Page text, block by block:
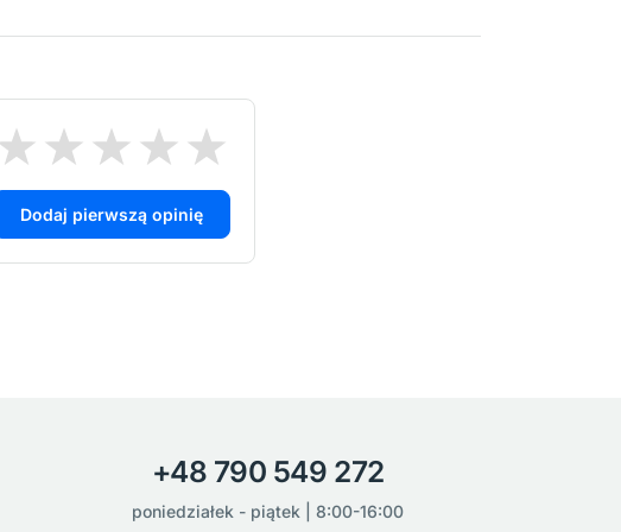
Dodaj pierwszą opinię
+48 790 549 272
poniedziałek - piątek | 8:00-16:00